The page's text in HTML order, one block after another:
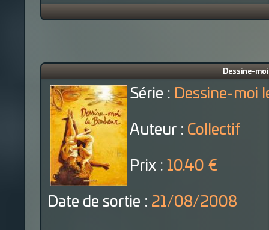
Dessine-
Série : Dessine-moi
Auteur : Collectif
Prix : 10.40 €
Date de sortie : 21/08/2008